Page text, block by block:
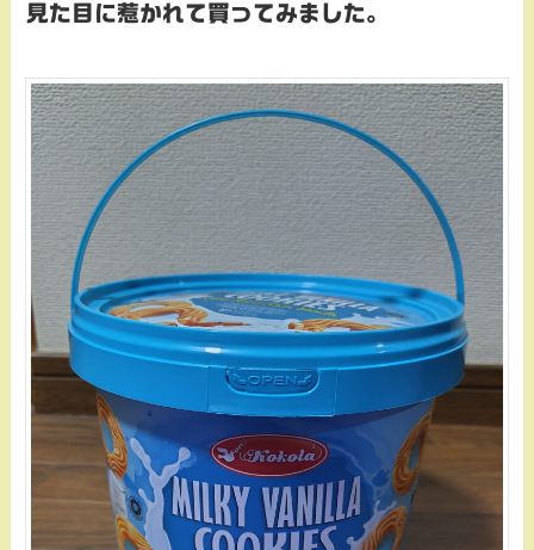
見た目に惹かれて買ってみました。